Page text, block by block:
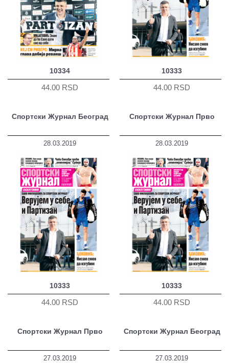
10334
44.00 RSD
10333
44.00 RSD
Спортски Журнал Београд
28.03.2019
10333
44.00 RSD
Спортски Журнал Прво
28.03.2019
10333
44.00 RSD
Спортски Журнал Прво
27.03.2019
Спортски Журнал Београд
27.03.2019